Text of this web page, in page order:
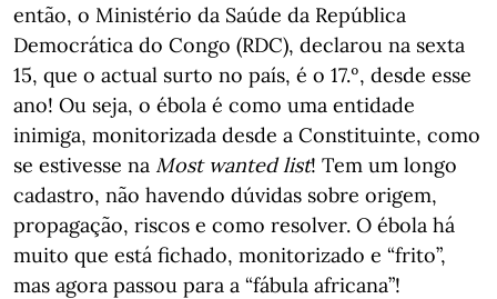
então, o Ministério da Saúde da República
Democrática do Congo (RDC), declarou na sexta
15, que o actual surto no país, é o 17.º, desde esse
ano! Ou seja, o ébola é como uma entidade
inimiga, monitorizada desde a Constituinte, como
se estivesse na Most wanted list! Tem um longo
cadastro, não havendo dúvidas sobre origem,
propagação, riscos e como resolver. O ébola há
muito que está fichado, monitorizado e “frito”,
mas agora passou para a “fábula africana”!